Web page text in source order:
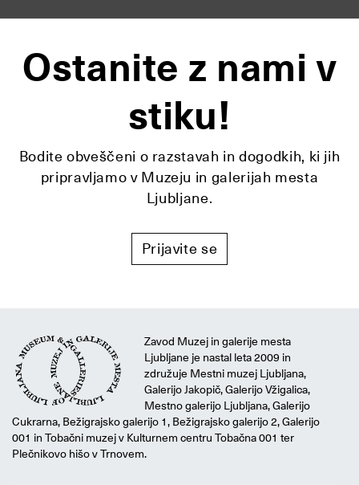
Ostanite z nami v
stiku!
Bodite obveščeni o razstavah in dogodkih, ki jih
pripravljamo v Muzeju in galerijah mesta
Ljubljane.
Prijavite se
Zavod Muzej in galerije mesta
Ljubljane je nastal leta 2009 in
združuje Mestni muzej Ljubljana,
Galerijo Jakopič, Galerijo Vžigalica,
Mestno galerijo Ljubljana, Galerijo
Cukrarna, Bežigrajsko galerijo 1, Bežigrajsko galerijo 2, Galerijo
001 in Tobačni muzej v Kulturnem centru Tobačna 001 ter
Plečnikovo hišo v Trnovem.